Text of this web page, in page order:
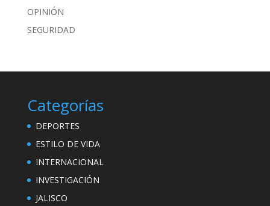
OPINIÓN
SEGURIDAD
Categorías
DEPORTES
ESTILO DE VIDA
INTERNACIONAL
INVESTIGACIÓN
JALISCO